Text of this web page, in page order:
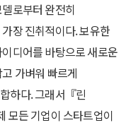
로부터 완전히
장 진취적이다. 보유한
디어를 바탕으로 새로운
가벼워 빠르게
하다. 그래서『린
모든 기업이 스타트업이